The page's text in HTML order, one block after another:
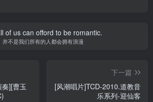
of us can offord to be romantic.
并不是我们所有的人都会拥有浪漫
][曹玉
下一篇
[风潮唱片]TCD-2010.道教音
乐系列-迎仙客